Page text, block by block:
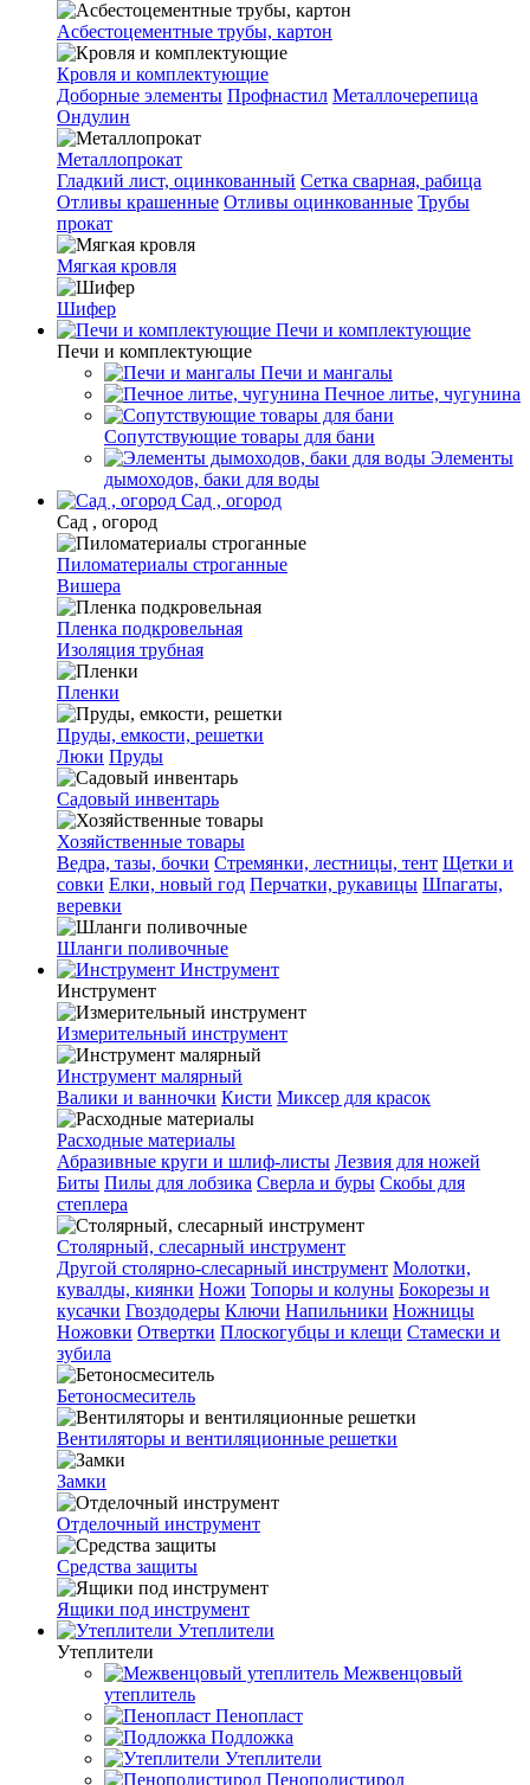
Асбестоцементные трубы, картон
Кровля и комплектующие
Доборные элементы Профнастил Металлочерепица
Ондулин
Металлопрокат
Гладкий лист, оцинкованный Сетка сварная, рабица
Отливы крашенные Отливы оцинкованные Трубы
прокат
Мягкая кровля
Шифер
Печи и комплектующие
Печи и комплектующие
Печи и мангалы
Печное литье, чугунина
Сопутствующие товары для бани
Элементы
дымоходов, баки для воды
Сад , огород
Сад , огород
Пиломатериалы строганные
Вишера
Пленка подкровельная
Изоляция трубная
Пленки
Пруды, емкости, решетки
Люки Пруды
Садовый инвентарь
Хозяйственные товары
Ведра, тазы, бочки Стремянки, лестницы, тент Щетки и
совки Елки, новый год Перчатки, рукавицы Шпагаты,
веревки
Шланги поливочные
Инструмент
Инструмент
Измерительный инструмент
Инструмент малярный
Валики и ванночки Кисти Миксер для красок
Расходные материалы
Абразивные круги и шлиф-листы Лезвия для ножей
Биты Пилы для лобзика Сверла и буры Скобы для
степлера
Столярный, слесарный инструмент
Другой столярно-слесарный инструмент Молотки,
кувалды, киянки Ножи Топоры и колуны Бокорезы и
кусачки Гвоздодеры Ключи Напильники Ножницы
Ножовки Отвертки Плоскогубцы и клещи Стамески и
зубила
Бетоносмеситель
Вентиляторы и вентиляционные решетки
Замки
Отделочный инструмент
Средства защиты
Ящики под инструмент
Утеплители
Утеплители
Межвенцовый
утеплитель
Пенопласт
Подложка
Утеплители
Пенополистирол